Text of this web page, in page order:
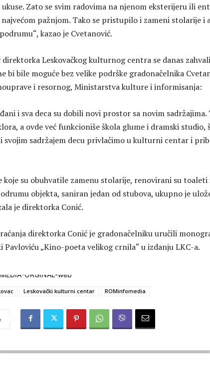
Zato se svim radovima na njenom eksterijeru ili
pažnjom. Tako se pristupilo i zameni stolarije i
kazao je Cvetanović.
direktorka Leskovačkog kulturnog centra se danas
bi bile moguće bez velike podrške gradonačelnika
i resornog, Ministarstva kulture i informisanja:
i sva deca su dobili novi prostor sa novim sadržajima.
a ovde već funkcioniše škola glume i dramski studio,
sadržajem decu privlačimo u kulturni centar i
koje su obuhvatile zamenu stolarije, renovirani su toaleti
objekta, saniran jedan od stubova, ukupno je
je direktorka Conić.
direktorka Conić je gradonačelniku uručili
Pavloviću „Кino-poeta velikog crnila“ u izdanju LКC-a.
Leskovački kulturni centar ROMinfomedia